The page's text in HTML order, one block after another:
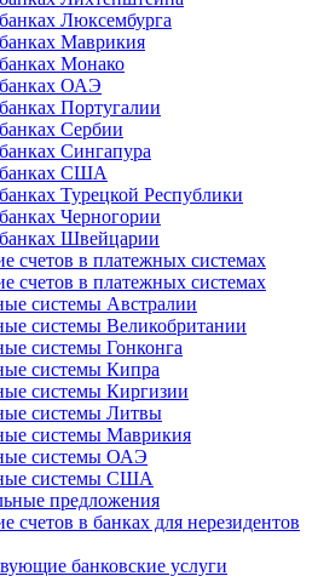
Люксембурга
Маврикия
Монако
ОАЭ
Португалии
Сербии
Сингапура
банках США
Турецкой Республики
Черногории
Швейцарии
счетов в платежных системах
счетов в платежных системах
системы Австралии
системы Великобритании
системы Гонконга
системы Кипра
системы Киргизии
системы Литвы
системы Маврикия
системы ОАЭ
системы США
предложения
счетов в банках для нерезидентов
банковские услуги